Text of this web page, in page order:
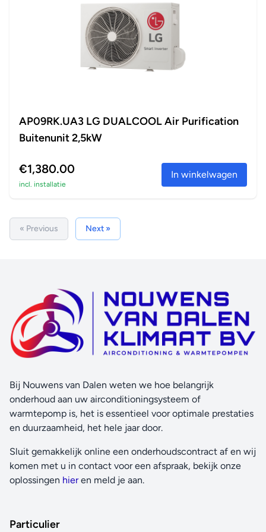
AP09RK.UA3 LG DUALCOOL Air Purification
Buitenunit 2,5kW
€1,380.00
incl. installatie
In winkelwagen
« Previous Next »
Bij Nouwens van Dalen weten we hoe belangrijk
onderhoud aan uw airconditioningsysteem of
warmtepomp is, het is essentieel voor optimale prestaties
en duurzaamheid, het hele jaar door.
Sluit gemakkelijk online een onderhoudscontract af en wij
komen met u in contact voor een afspraak, bekijk onze
oplossingen hieren meld je aan.
Particulier